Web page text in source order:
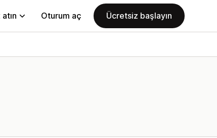
Oturum aç Ücretsiz başlayın